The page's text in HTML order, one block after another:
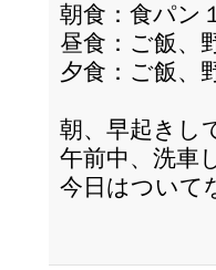
朝食：食パン
昼食：ご飯、
夕食：ご飯、
朝、早起きし
午前中、洗車
今日はついて